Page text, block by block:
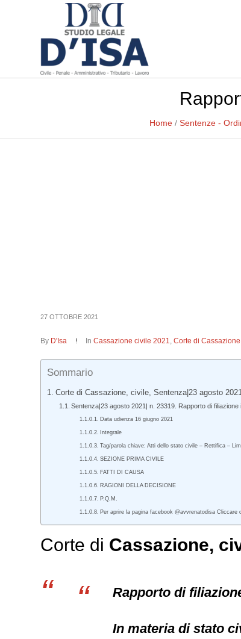
Home / Sentenze -
27 OTTOBRE 2021
By D'Isa InCassazione civile 2021,Corte di Cassazione
Sommario
Corte di Cassazione, civile, Sentenza|23 agosto
Sentenza|23 agosto 2021| n. 23319. Rapporto di
Data udienza 16 giugno 2021
Integrale
Tag/parola chiave: Atti dello stato civile – Rettifica –
SEZIONE PRIMA CIVILE
FATTI DI CAUSA
RAGIONI DELLA DECISIONE
P.Q.M.
Per aprire la pagina facebook @avvrenatodisa Cliccare
Corte di Cassazione,
Rapporto di
In materia di stato